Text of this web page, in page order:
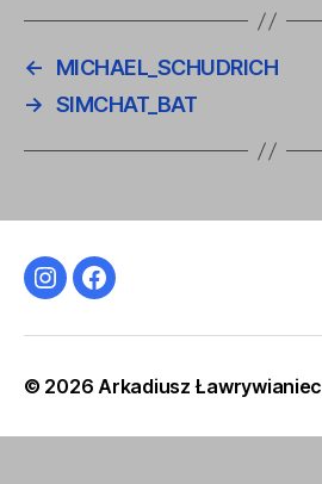
←
MICHAEL_SCHUDRICH
→ SIMCHAT_BAT
InstagramFacebook
© 2026Arkadiusz Ławrywianiec